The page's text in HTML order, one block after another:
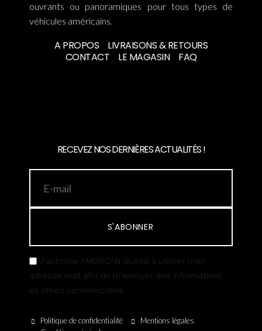
ouvrants ou panoramiques pour tous types de
véhicules américains.
A PROPOS
LIVRAISONS & RETOURS
CONTACT
LE MAGASIN FAQ
RECEVEZ NOS DERNIÈRES ACTUALITÉS !
S'ABONNER
J’autorise AMERICAN GLASS à utiliser mon
adresse mail afin de m’envoyer des informations
et offres commerciales
Politique de confidentialité
Mentions légales